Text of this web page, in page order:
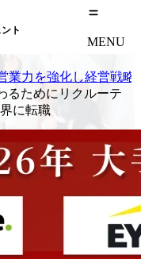
ト
MENU
業力を強化し経営戦
るためにリクルーテ
に転職